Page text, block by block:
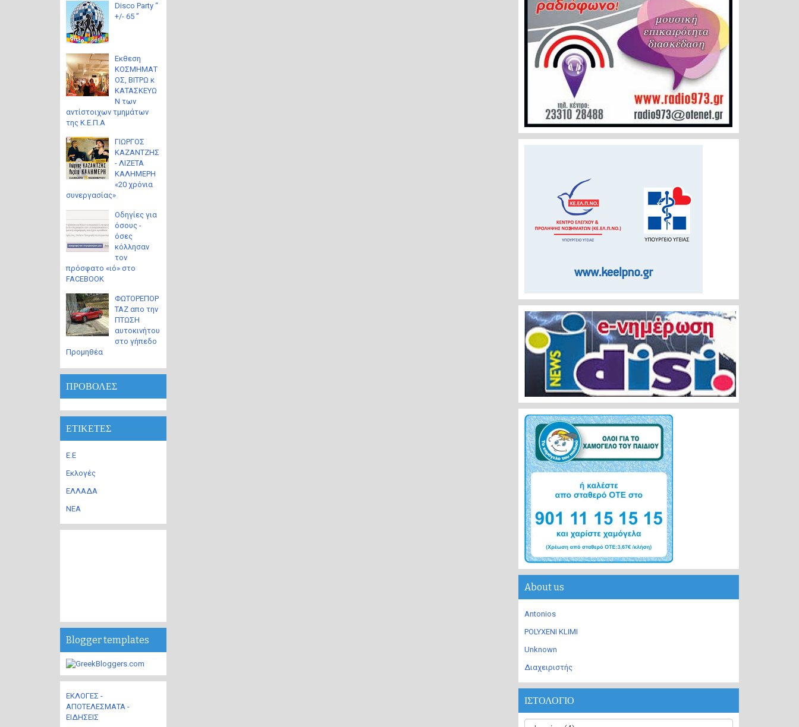
Disco Party “
+/- 65 ”
Eκθεση
ΚΟΣΜΗΜΑΤ
ΟΣ, ΒΙΤΡΩ κ
ΚΑΤΑΣΚΕΥΩ
Ν των
αντίστοιχων τμημάτων
της Κ.Ε.Π.Α
ΓΙΩΡΓΟΣ
ΚΑΖΑΝΤΖΗΣ
- ΛΙΖΕΤΑ
ΚΑΛΗΜΕΡΗ
«20 χρόνια
συνεργασίας»
Οδηγίες για
όσους -
όσες
κόλλησαν
τον
πρόσφατο «ιό» στο
FACEBOOK
ΦΩΤΟΡΕΠΟΡ
ΤΑΖ απο την
ΠΤΩΣΗ
αυτοκινήτου
στο γήπεδο
Προμηθέα
ΠΡΟΒΟΛΕΣ
ΕΤΙΚΕΤΕΣ
Ε.Ε
Εκλογές
ΕΛΛΑΔΑ
ΝΕΑ
Blogger templates
ΕΚΛΟΓΕΣ -
ΑΠΟΤΕΛΕΣΜΑΤΑ -
ΕΙΔΗΣΕΙΣ
About us
Antonios
POLYXENI KLIMI
Unknown
Διαχειριστής
ΙΣΤΟΛΟΓΙΟ